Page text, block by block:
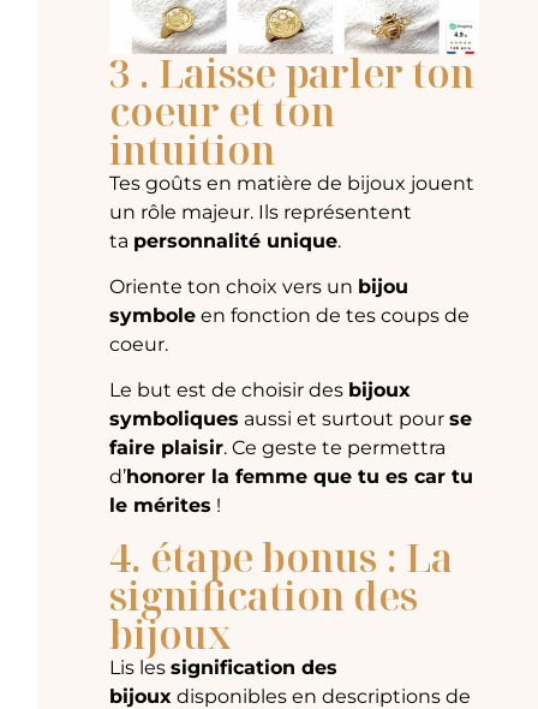
3 . Laisse parler ton
coeur et ton
intuition
Tes goûts en matière de bijoux jouent
un rôle majeur. Ils représentent
ta personnalité unique.
Oriente ton choix vers un bijou
symbole en fonction de tes coups de
coeur.
Le but est de choisir des bijoux
symboliques aussi et surtout pourse
faire plaisir. Ce geste te permettra
d’honorer la femme que tu es car tu
le mérites !
4. étape bonus : La
signification des
bijoux
Lis lessignification des
bijoux disponibles en descriptions de